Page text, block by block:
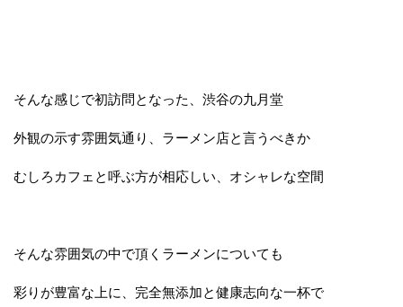
そんな感じで初訪問となった、渋谷の九月堂
外観の示す雰囲気通り、ラーメン店と言うべきか
むしろカフェと呼ぶ方が相応しい、オシャレな空間
そんな雰囲気の中で頂くラーメンについても
彩りが豊富な上に、完全無添加と健康志向な一杯で